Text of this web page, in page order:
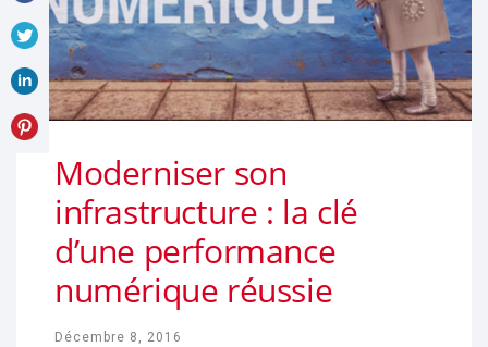
Moderniser son
infrastructure : la clé
d’une performance
numérique réussie
Décembre 8, 2016